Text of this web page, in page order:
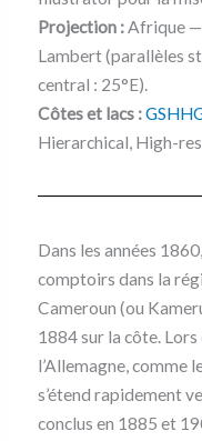
Projection :Afrique —
Lambert (parallèles
central : 25°E).
Côtes et lacs :
Hierarchical, High-
Dans les années
comptoirs dans la
Cameroun (ou
1884 sur la côte.
l’Allemagne, comme
s’étend rapidement
conclus en 1885 et